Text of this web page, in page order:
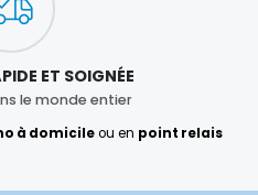
ET SOIGNÉE
le monde entier
à domicileou en point relais